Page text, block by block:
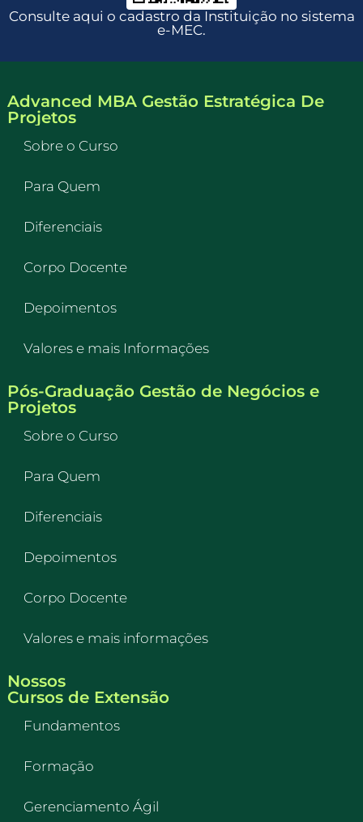
Consulte aqui o cadastro da Instituição no sistema
e-MEC.
Advanced MBA Gestão Estratégica De
Projetos
Sobre o Curso
Para Quem
Diferenciais
Corpo Docente
Depoimentos
Valores e mais Informações
Pós-Graduação Gestão de Negócios e
Projetos
Sobre o Curso
Para Quem
Diferenciais
Depoimentos
Corpo Docente
Valores e mais informações
Nossos
Cursos de Extensão
Fundamentos
Formação
Gerenciamento Ágil